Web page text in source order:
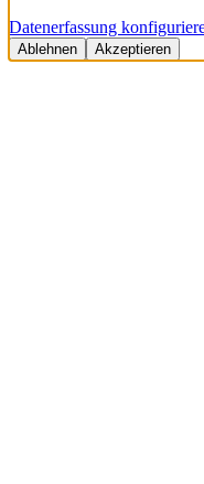
Datenerfassung
Ablehnen Akzeptieren